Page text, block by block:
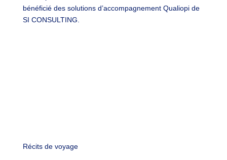
bénéficié des solutions d’accompagnement Qualiopide
SI CONSULTING.
Récits de voyage